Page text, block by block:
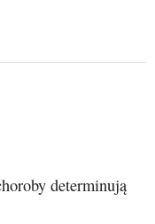
determinują